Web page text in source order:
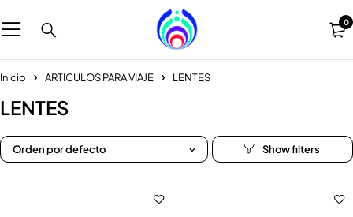
0
Inicio ARTICULOS PARA VIAJE LENTES
LENTES
Orden por defecto